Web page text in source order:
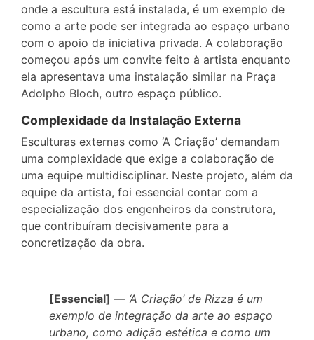
onde a escultura está instalada, é um exemplo de
como a arte pode ser integrada ao espaço urbano
com o apoio da iniciativa privada. A colaboração
começou após um convite feito à artista enquanto
ela apresentava uma instalação similar na Praça
Adolpho Bloch, outro espaço público.
Complexidade da Instalação Externa
Esculturas externas como ‘A Criação’ demandam
uma complexidade que exige a colaboração de
uma equipe multidisciplinar. Neste projeto, além da
equipe da artista, foi essencial contar com a
especialização dos engenheiros da construtora,
que contribuíram decisivamente para a
concretização da obra.
[Essencial] — ‘A Criação’ de Rizza é um
exemplo de integração da arte ao espaço
urbano, como adição estética e como um